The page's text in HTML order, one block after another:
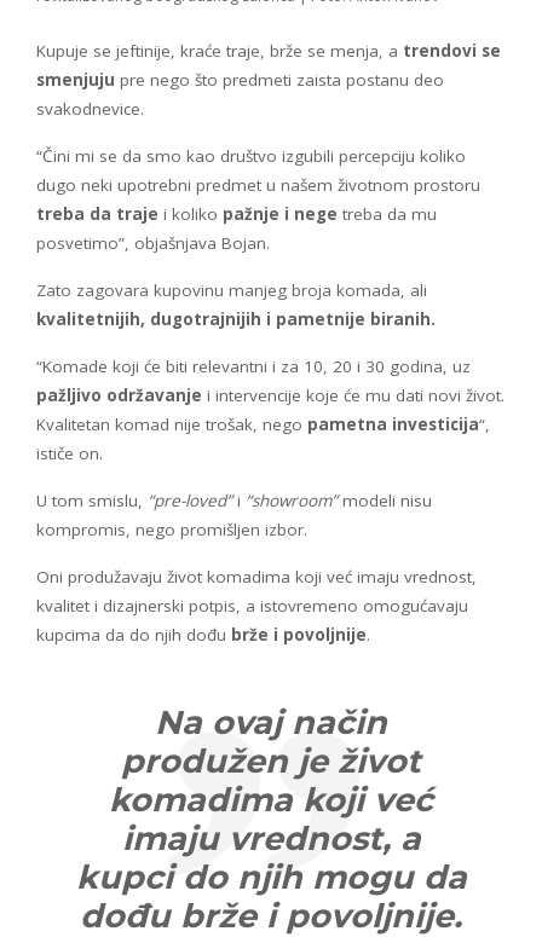
Kupuje se jeftinije, kraće traje, brže se menja, a trendovi se
smenjuju pre nego što predmeti zaista postanu deo
svakodnevice.
“Čini mi se da smo kao društvo izgubili percepciju koliko
dugo neki upotrebni predmet u našem životnom prostoru
treba da traje i koliko pažnje i nege treba da mu
posvetimo”, objašnjava Bojan.
Zato zagovara kupovinu manjeg broja komada, ali
kvalitetnijih, dugotrajnijih i pametnije biranih.
“Komade koji će biti relevantni i za 10, 20 i 30 godina, uz
pažljivo održavanje i intervencije koje će mu dati novi život.
Kvalitetan komad nije trošak, nego pametna investicija“,
ističe on.
U tom smislu, “pre-loved”i “showroom”modeli nisu
kompromis, nego promišljen izbor.
Oni produžavaju život komadima koji već imaju vrednost,
kvalitet i dizajnerski potpis, a istovremeno omogućavaju
kupcima da do njih dođu brže i povoljnije.
Na ovaj način
produžen je život
komadima koji već
imaju vrednost, a
kupci do njih mogu da
dođu brže i povoljnije.